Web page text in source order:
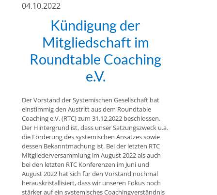
04.10.2022
Kündigung der
Mitgliedschaft im
Roundtable Coaching
e.V.
Der Vorstand der Systemischen Gesellschaft hat
einstimmig den Austritt aus dem Roundtable
Coaching e.V. (RTC) zum 31.12.2022 beschlossen.
Der Hintergrund ist, dass unser Satzungszweck u.a.
die Förderung des systemischen Ansatzes sowie
dessen Bekanntmachung ist. Bei der letzten RTC
Mitgliederversammlung im August 2022 als auch
bei den letzten RTC Konferenzen im Juni und
August 2022 hat sich für den Vorstand nochmal
herauskristallisiert, dass wir unseren Fokus noch
stärker auf ein systemisches Coachingverständnis